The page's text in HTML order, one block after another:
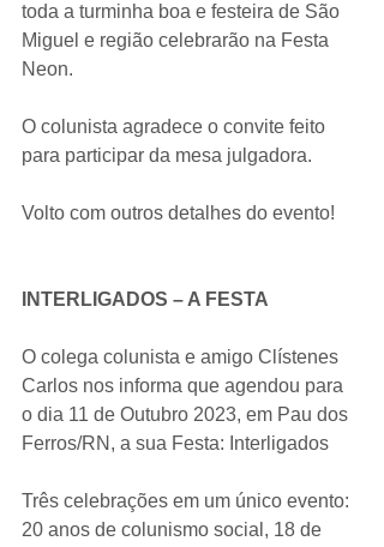
toda a turminha boa e festeira de São
Miguel e região celebrarão na Festa
Neon.
O colunista agradece o convite feito
para participar da mesa julgadora.
Volto com outros detalhes do evento!
INTERLIGADOS – A FESTA
O colega colunista e amigo Clístenes
Carlos nos informa que agendou para
o dia 11 de Outubro 2023, em Pau dos
Ferros/RN, a sua Festa: Interligados
Três celebrações em um único evento:
20 anos de colunismo social, 18 de